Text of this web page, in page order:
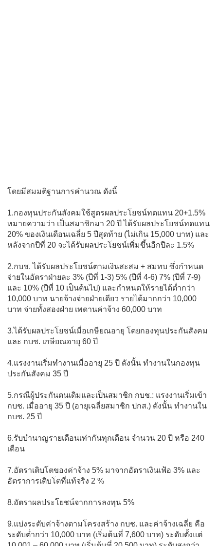
โดยมีสมมติฐานการคำนวณ ดังนี้
1.กองทุนประกันสังคมใช้สูตรผลประโยชน์ทดแทน 20+1.5%
หมายความว่า เป็นสมาชิกมา 20 ปี ได้รับผลประโยชน์ทดแทน
20% ของเงินเดือนเฉลี่ย 5 ปีสุดท้าย (ไม่เกิน 15,000 บาท) และ
หลังจากปีที่ 20 จะได้รับผลประโยชน์เพิ่มขึ้นอีกปีละ 1.5%
2.กบช. ได้รับผลประโยชน์ตามเงินสะสม + สมทบ ซึ่งกำหนด
จ่ายในอัตราฝ่ายละ 3% (ปีที่ 1-3) 5% (ปีที่ 4-6) 7% (ปีที่ 7-9)
และ 10% (ปีที่ 10 เป็นต้นไป) และกำหนดให้รายได้ต่ำกว่า
10,000 บาท นายจ้างจ่ายฝ่ายเดียว รายได้มากกว่า 10,000
บาท จ่ายทั้งสองฝ่าย เพดานค่าจ้าง 60,000 บาท
3.ได้รับผลประโยชน์เมื่อเกษียณอายุ โดยกองทุนประกันสังคม
และ กบช. เกษียณอายุ 60 ปี
4.แรงงานเริ่มทำงานเมื่ออายุ 25 ปี ดังนั้น ทำงานในกองทุน
ประกันสังคม 35 ปี
5.กรณีผู้ประกันตนเดิมและเป็นสมาชิก กบช.: แรงงานเริ่มเข้า
กบช. เมื่ออายุ 35 ปี (อายุเฉลี่ยสมาชิก ปกส.) ดังนั้น ทำงานใน
กบช. 25 ปี
6.รับบำนาญรายเดือนเท่ากันทุกเดือน จำนวน 20 ปี หรือ 240
เดือน
7.อัตราเติบโตของค่าจ้าง 5% มาจากอัตราเงินเฟ้อ 3% และ
อัตราการเติบโตที่แท้จริง 2 %
8.อัตราผลประโยชน์จากการลงทุน 5%
9.แบ่งระดับค่าจ้างตามโครงสร้าง กบช. และค่าจ้างเฉลี่ย คือ
ระดับต่ำกว่า 10,000 บาท (เริ่มต้นที่ 7,600 บาท) ระดับตั้งแต่